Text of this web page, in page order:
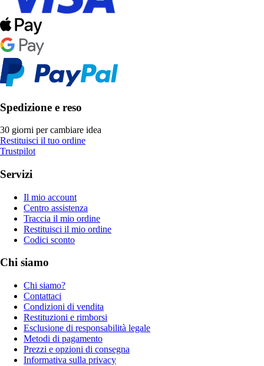
Spedizione e reso
30 giorni per cambiare idea
Restituisci il tuo ordine
Trustpilot
Servizi
Il mio account
Centro assistenza
Traccia il mio ordine
Restituisci il mio ordine
Codici sconto
Chi siamo
Chi siamo?
Contattaci
Condizioni di vendita
Restituzioni e rimborsi
Esclusione di responsabilità legale
Metodi di pagamento
Prezzi e opzioni di consegna
Informativa sulla privacy